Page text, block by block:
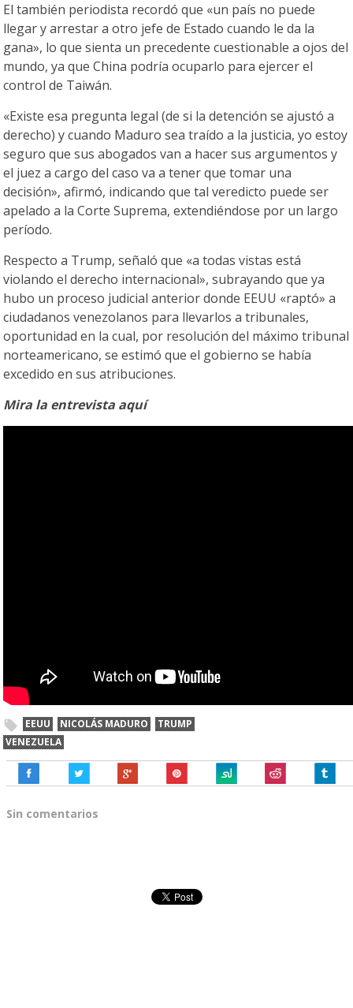
El también periodista recordó que «un país no puede
llegar y arrestar a otro jefe de Estado cuando le da la
gana», lo que sienta un precedente cuestionable a ojos del
mundo, ya que China podría ocuparlo para ejercer el
control de Taiwán.
«Existe esa pregunta legal (de si la detención se ajustó a
derecho) y cuando Maduro sea traído a la justicia, yo estoy
seguro que sus abogados van a hacer sus argumentos y
el juez a cargo del caso va a tener que tomar una
decisión», afirmó, indicando que tal veredicto puede ser
apelado a la Corte Suprema, extendiéndose por un largo
período.
Respecto a Trump, señaló que «a todas vistas está
violando el derecho internacional», subrayando que ya
hubo un proceso judicial anterior donde EEUU «raptó» a
ciudadanos venezolanos para llevarlos a tribunales,
oportunidad en la cual, por resolución del máximo tribunal
norteamericano, se estimó que el gobierno se había
excedido en sus atribuciones.
Mira la entrevista aquí
EEUU NICOLÁS MADURO
TRUMP
VENEZUELA
Sin comentarios